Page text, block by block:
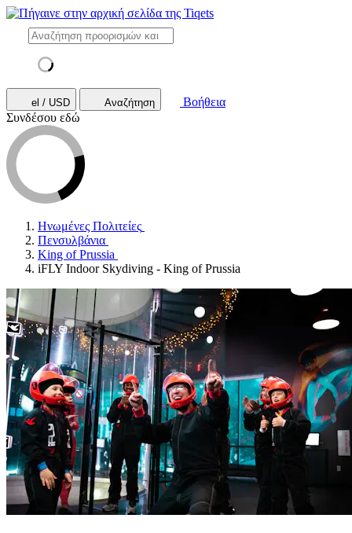
el / USD Αναζήτηση
Βοήθεια
Συνδέσου εδώ
Ηνωμένες Πολιτείες
Πενσυλβάνια
King of Prussia
iFLY Indoor Skydiving - King of Prussia